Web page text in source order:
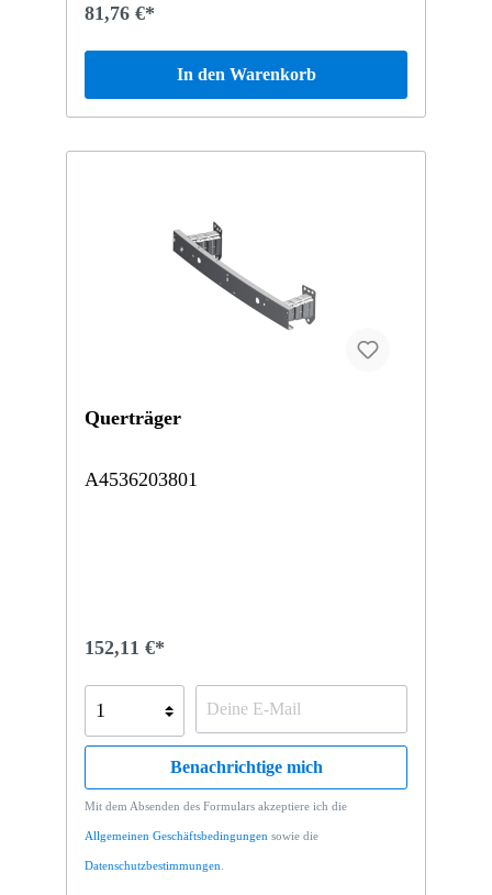
81,76 €*
In den Warenkorb
Querträger
A4536203801
152,11 €*
Benachrichtige mich
Mit dem Absenden des Formulars akzeptiere ich die
Allgemeinen Geschäftsbedingungen sowie die
Datenschutzbestimmungen